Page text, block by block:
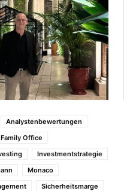
Analystenbewertungen
Family Office
Investmentstrategie
Monaco
Sicherheitsmarge